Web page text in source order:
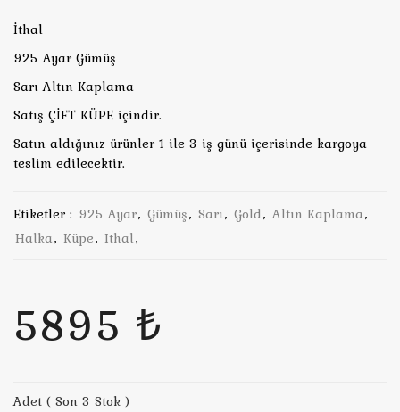
İthal
925 Ayar Gümüş
Sarı Altın Kaplama
Satış ÇİFT KÜPE içindir.
Satın aldığınız ürünler 1 ile 3 iş günü içerisinde kargoya
teslim edilecektir.
Etiketler : 925 Ayar, Gümüş, Sarı, Gold, Altın Kaplama,
Halka, Küpe, Ithal,
5895 ₺
Adet ( Son 3 Stok )